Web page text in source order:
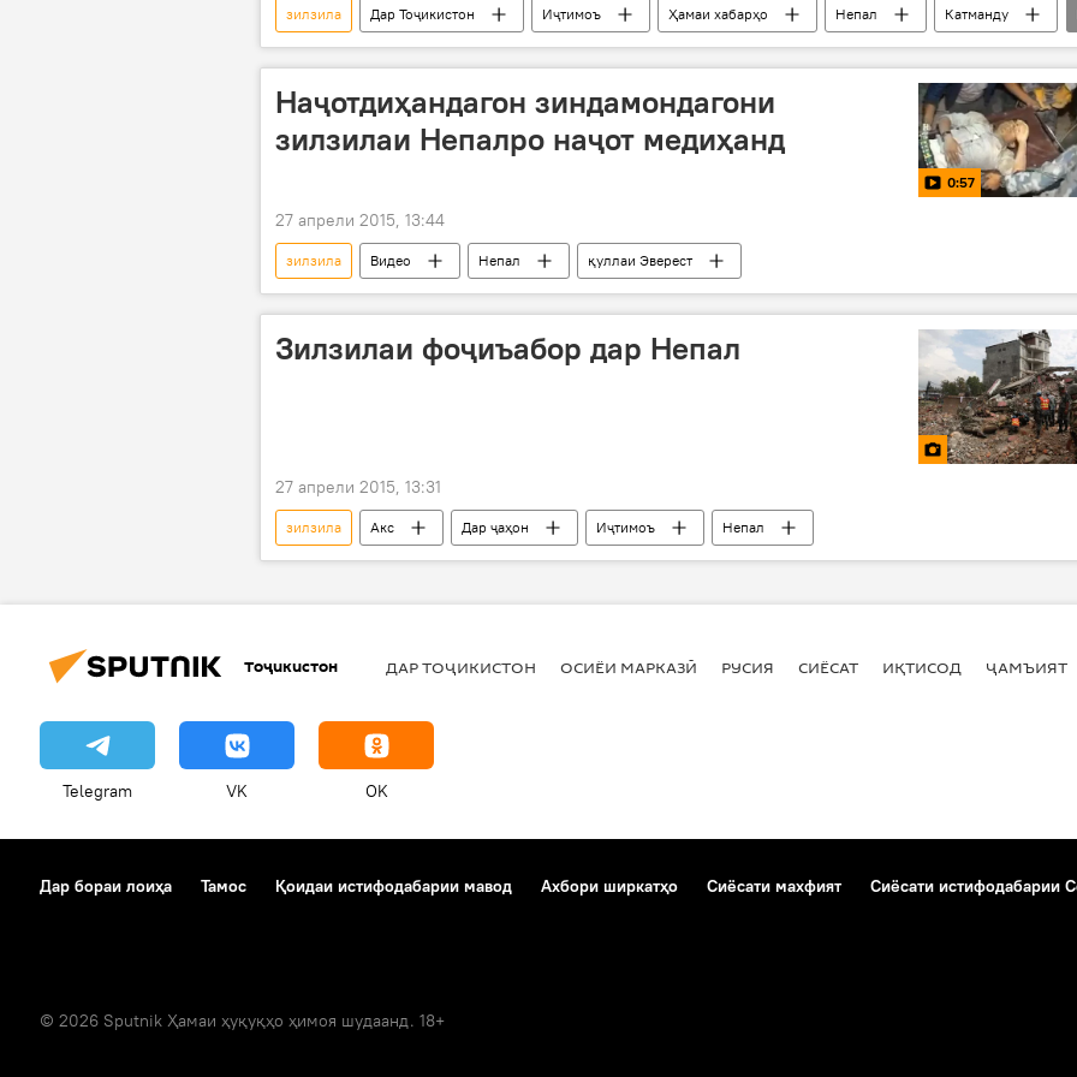
зилзила Дар Тоҷикистон Иҷтимоъ Ҳамаи хабарҳо Непал
Катманду
МЧС Русия
интиқол шаҳрвандони Тоҷикистон харобӣ
қурбонӣ
Наҷотдиҳандагон зиндамондагони
зилзилаи Непалро наҷот медиҳанд
0:57
27 апрели 2015, 13:44
зилзила Видео Непал қуллаи Эверест
Зилзилаи фоҷиъабор дар Непал
27 апрели 2015, 13:31
зилзила Акс Дар ҷаҳон Иҷтимоъ Непал
Тоҷикистон ДАР ТОҶИКИСТОН ОСИЁИ МАРКАЗӢ РУСИЯ СИЁСАТ ИҚТИСОД ҶАМЪИЯТ
Telegram VK OK
Дар бораи лоиҳа Тамос Қоидаи истифодабарии мавод Ахбори ширкатҳо Сиёсати махфият Сиёсати истифодабарии
© 2026 Sputnik Ҳамаи ҳуқуқҳо ҳимоя шудаанд. 18+